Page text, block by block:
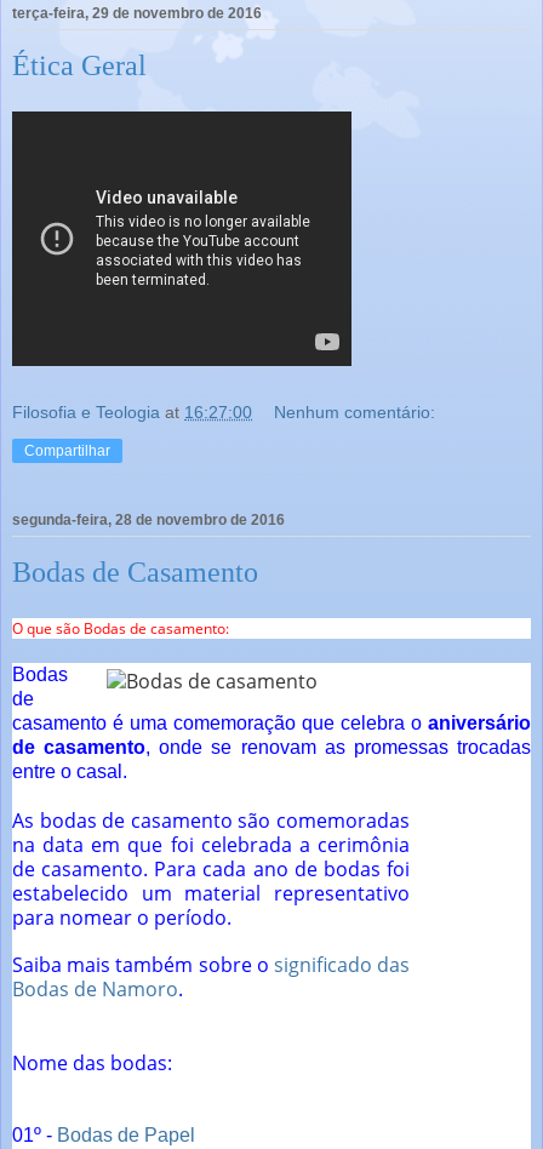
terça-feira, 29 de novembro de 2016
Ética Geral
Filosofia e Teologia at 16:27:00 Nenhum comentário:
Compartilhar
segunda-feira, 28 de novembro de 2016
Bodas de Casamento
O que são Bodas de casamento:
Bodas
de
casamento é uma comemoração que celebra o aniversário
de casamento, onde se renovam as promessas trocadas
entre o casal.
As bodas de casamento são comemoradas
na data em que foi celebrada a cerimônia
de casamento. Para cada ano de bodas foi
estabelecido um material representativo
para nomear o período.
Saiba mais também sobre o significado das
Bodas de Namoro.
Nome das bodas:
01º - Bodas de Papel